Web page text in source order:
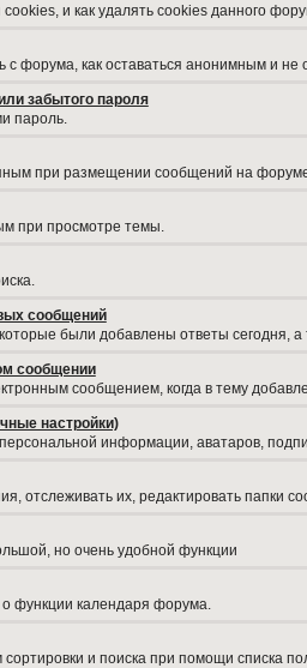
и как удалять cookies данного
с форума, как оставаться анонимным и
забытого пароля
пароль.
при размещении сообщений на
при просмотре темы.
сообщений
были добавлены ответы сегодня,
сообщении
сообщением, когда в тему
настройки)
информации, аватаров,
отслеживать их, редактировать папки
но очень удобной функции
функции календаря форума.
и поиска при помощи списка